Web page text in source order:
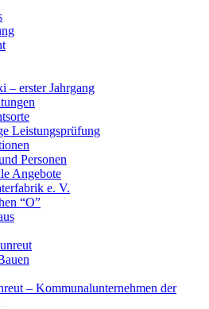
– erster Jahrgang
Leistungsprüfung
Personen
Angebote
e. V.
“O”
– Kommunalunternehmen der